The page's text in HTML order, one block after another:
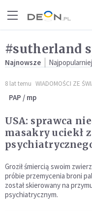
#sutherland
Najnowsze
8 lat temu WIADOMOŚCI ZE
PAP / mp
USA: sprawca
masakry uciekł z
Groził śmiercią swoim
próbie przemycenia broni
został skierowany na
psychiatrycznym.